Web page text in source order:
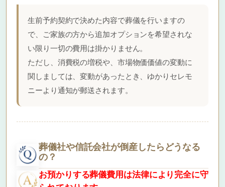
生前予約契約で決めた内容で葬儀を行いますの
で、ご家族の方から追加オプションを希望されな
い限り一切の費用は掛かりません。
ただし、消費税の増税や、市場物価価値の変動に
関しましては、変動があったとき、ゆかりセレモ
ニーより通知が郵送されます。
葬儀社や信託会社が倒産したらどうなる
の？
お預かりする葬儀費用は法律により完全に守